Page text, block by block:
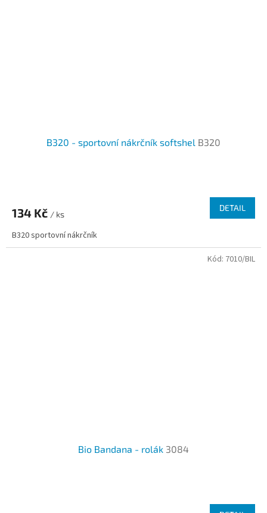
B320 - sportovní nákrčník softshel B320
134 Kč / ks
DETAIL
B320 sportovní nákrčník
Bio Bandana - rolák 3084
Kód: 7010/BIL